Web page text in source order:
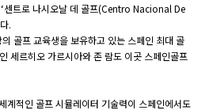
센트로 나시오날 데 골프(Centro Nacional De
.
골프 교육생을 보유하고 있는 스페인 최대 골
세르히오 가르시아와 존 람도 이곳 스페인골프
계적인 골프 시뮬레이터 기술력이 스페인에서도